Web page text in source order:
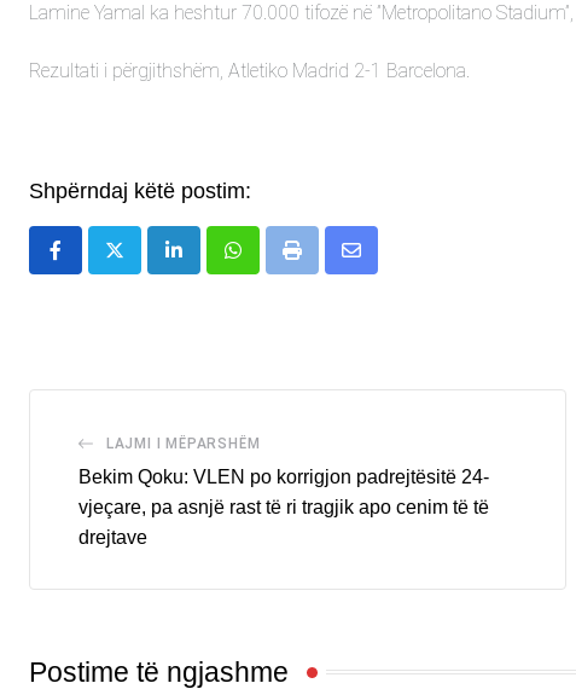
Lamine Yamal ka heshtur 70.000 tifozë në ”Metropolitano
Rezultati i përgjithshëm, Atletiko Madrid 2-1 Barcelona.
Shpërndaj këtë postim:
LinkedInWhatsappPrint
Share
LAJMI I MËPARSHËM
Bekim Qoku: VLEN po korrigjon padrejtësitë 24-
vjeçare, pa asnjë rast të ri tragjik apo cenim të të
drejtave
Postime të ngjashme